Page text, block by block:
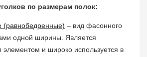
по размерам полок:
(равнобедренные) – вид фасонного
одной ширины. Является
элементом и широко используется в